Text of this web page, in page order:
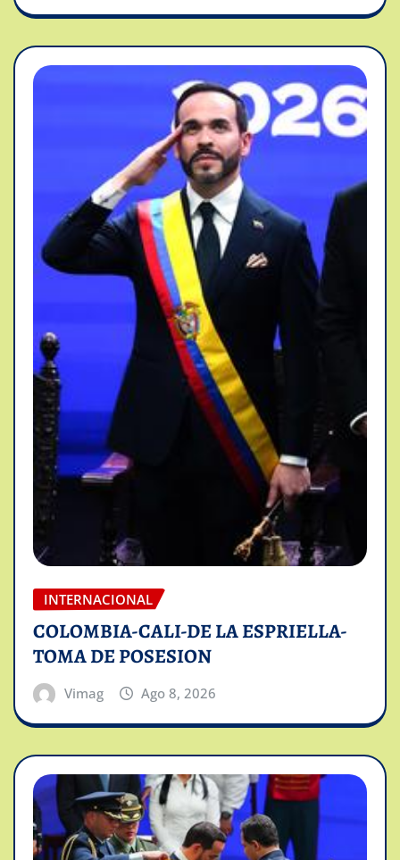
INTERNACIONAL
COLOMBIA-CALI-DE LA ESPRIELLA-
TOMA DE POSESION
Vimag Ago 8, 2026